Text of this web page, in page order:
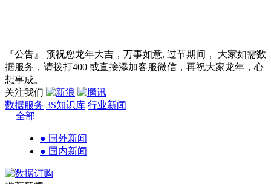
『公告』 预祝您龙年大吉，万事如意, 过节期间， 大家如需数
据服务，请拨打400 或直接添加客服微信，再祝大家龙年，心
想事成。
关注我们
数据服务 3S知识库 行业新闻
全部
● 国外新闻
● 国内新闻